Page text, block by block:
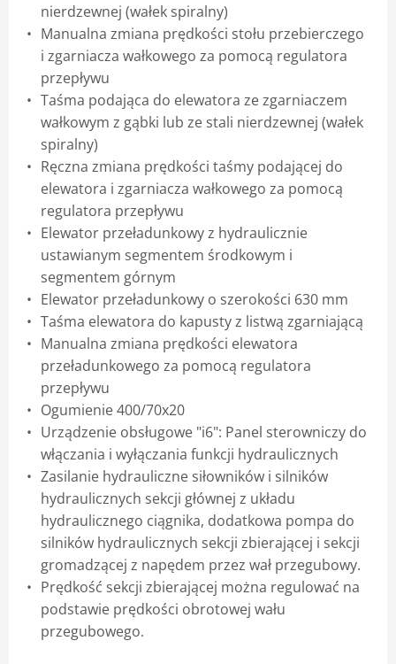
nierdzewnej (wałek spiralny)
Manualna zmiana prędkości stołu przebierczego
i zgarniacza wałkowego za pomocą regulatora
przepływu
Taśma podająca do elewatora ze zgarniaczem
wałkowym z gąbki lub ze stali nierdzewnej (wałek
spiralny)
Ręczna zmiana prędkości taśmy podającej do
elewatora i zgarniacza wałkowego za pomocą
regulatora przepływu
Elewator przeładunkowy z hydraulicznie
ustawianym segmentem środkowym i
segmentem górnym
Elewator przeładunkowy o szerokości 630 mm
Taśma elewatora do kapusty z listwą zgarniającą
Manualna zmiana prędkości elewatora
przeładunkowego za pomocą regulatora
przepływu
Ogumienie 400/70x20
Urządzenie obsługowe "i6": Panel sterowniczy do
włączania i wyłączania funkcji hydraulicznych
Zasilanie hydrauliczne siłowników i silników
hydraulicznych sekcji głównej z układu
hydraulicznego ciągnika, dodatkowa pompa do
silników hydraulicznych sekcji zbierającej i sekcji
gromadzącej z napędem przez wał przegubowy.
Prędkość sekcji zbierającej można regulować na
podstawie prędkości obrotowej wału
przegubowego.